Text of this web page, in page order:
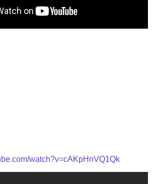
watch?v=cAKpHnVQ1Qk